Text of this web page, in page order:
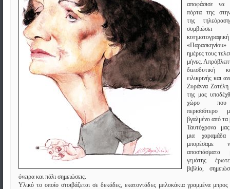
αποφάσισε να
πόρτα της στην
της
ημέρες τους
μήνες.
διεισδυτική
ειλικρινής και
Ζυράννα Ζατέλη
της μας
χώρο που
περισσότερο
βγαλμένο από τα
Ταυτόχρονα
μια
μπορέσαμε
αποσπάσματα
γεμάτης
βιβλία,
όνειρα και πάλι σημειώσεις.
Υλικό το οποίο στοιβάζεται σε δεκάδες, εκατοντάδες μπλοκάκια γραμμένα